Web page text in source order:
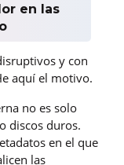
en las
y con
aquí el motivo.
no es solo
discos duros.
en el que
las